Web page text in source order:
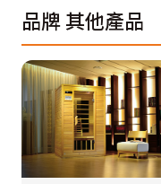
品牌其他產品